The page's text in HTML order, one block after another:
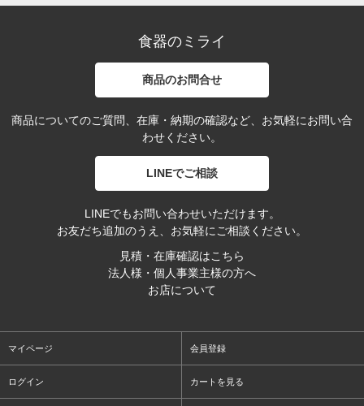
食器のミライ
商品のお問合せ
商品についてのご質問、在庫・納期の確認など、お気軽にお問い合
わせください。
LINEでご相談
LINEでもお問い合わせいただけます。
お友だち追加のうえ、お気軽にご相談ください。
見積・在庫確認はこちら
法人様・個人事業主様の方へ
お店について
マイページ 会員登録
ログイン カートを見る